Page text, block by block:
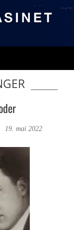
19. mai 2022